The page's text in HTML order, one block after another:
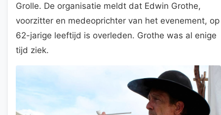
Grolle. De organisatie meldt dat Edwin Grothe,
voorzitter en medeoprichter van het evenement, op
62-jarige leeftijd is overleden. Grothe was al enige
tijd ziek.